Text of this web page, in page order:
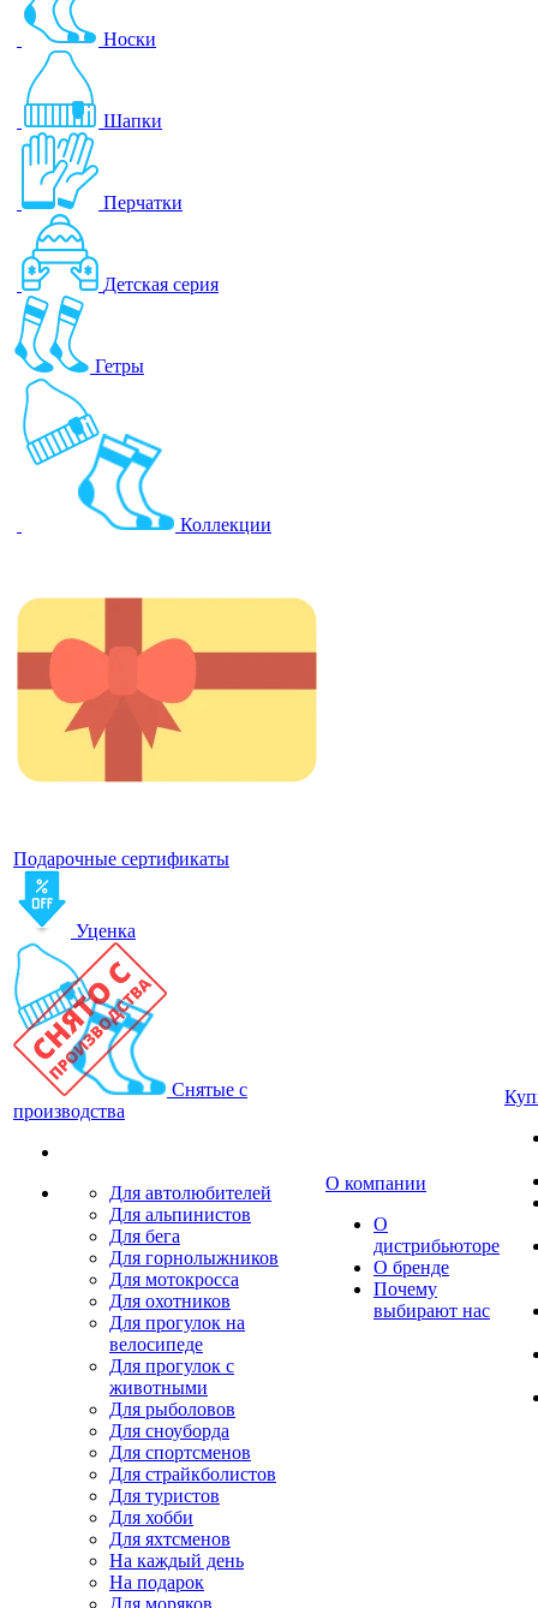
Носки
Шапки
Перчатки
Детская серия
Гетры
Коллекции
Подарочные сертификаты
Уценка
Снятые с
производства
Для автолюбителей
Для альпинистов
Для бега
Для горнолыжников
Для мотокросса
Для охотников
Для прогулок на
велосипеде
Для прогулок с
животными
Для рыболовов
Для сноуборда
Для спортсменов
Для страйкболистов
Для туристов
Для хобби
Для яхтсменов
На каждый день
На подарок
Для моряков
О компании
О
дистрибьюторе
О бренде
Почему
выбирают нас